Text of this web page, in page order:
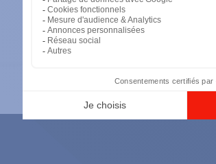
Station de contrôle
Desk Microphone, Black